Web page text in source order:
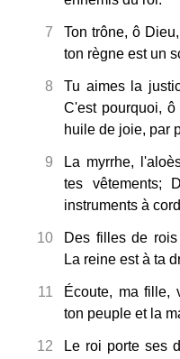
7
Ton trône, ô
ton règne est un
8
Tu aimes la
C'est pourquoi,
huile de joie, par
9
La myrrhe,
tes vêtements;
instruments à
10
Des filles de
La reine est à ta
11
Écoute, ma fille,
ton peuple et la
12
Le roi porte ses